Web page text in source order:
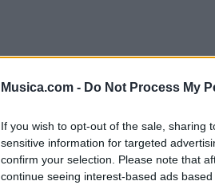
Musica.com - Do Not Process My
If you wish to opt-out of the sale, sharing
sensitive information for targeted
confirm your selection. Please note that
continue seeing interest-based ads